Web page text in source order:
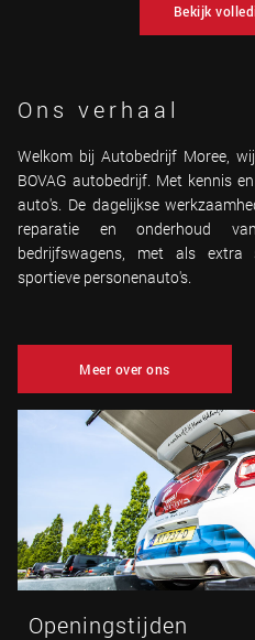
Bekijk
Ons verhaal
Welkom bij Autobedrijf Moree,
BOVAG autobedrijf. Met kennis
auto's. De dagelijkse
reparatie en onderhoud
bedrijfswagens, met als extra
sportieve personenauto's.
Meer over ons
Openingstijden